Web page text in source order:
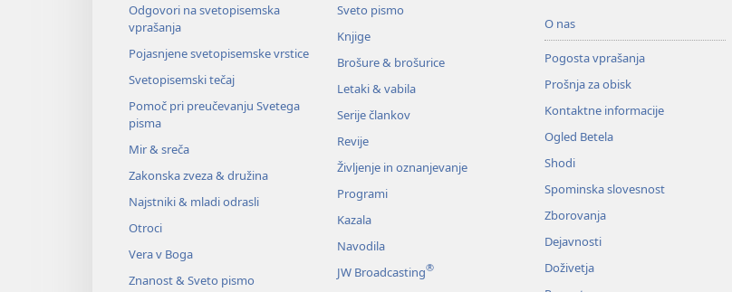
Odgovori na svetopisemska
vprašanja
Pojasnjene svetopisemske vrstice
Svetopisemski tečaj
Pomoč pri preučevanju Svetega
pisma
Mir & sreča
Zakonska zveza & družina
Najstniki & mladi odrasli
Otroci
Vera v Boga
Znanost & Sveto pismo
Sveto pismo
Knjige
Brošure & brošurice
Letaki & vabila
Serije člankov
Revije
Življenje in oznanjevanje
Programi
Kazala
Navodila
JW Broadcasting®
O nas
Pogosta vprašanja
Prošnja za obisk
Kontaktne informacije
Ogled Betela
Shodi
Spominska slovesnost
Zborovanja
Dejavnosti
Doživetja